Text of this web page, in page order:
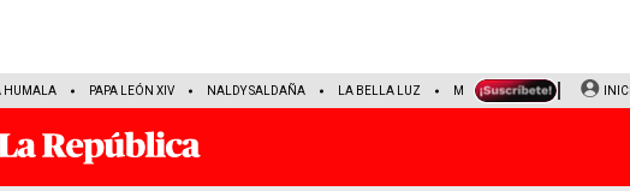
HUMALA PAPA LEÓN XIV NALDY SALDAÑA LA BELLA LUZ MAGALY MEDINA